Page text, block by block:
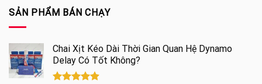
là:
1,000,000 ₫.
SẢN PHẨM BÁN CHẠY
Chai Xịt Kéo Dài Thời Gian Quan Hệ Dynamo
Delay Có Tốt Không?